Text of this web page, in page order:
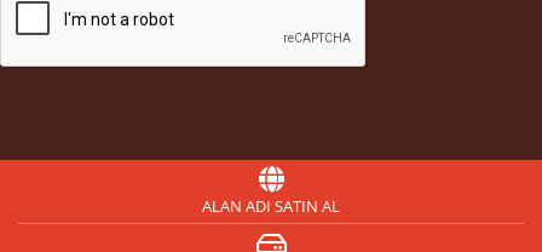
ALAN ADI SATIN AL